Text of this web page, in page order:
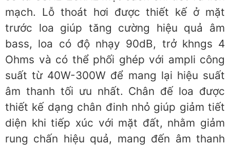
mạch. Lỗ thoát hơi được thiết kế ở mặt
trước loa giúp tăng cường hiệu quả âm
bass, loa có độ nhạy 90dB, trở khngs 4
Ohms và có thể phối ghép với ampli công
suất từ 40W-300W để mang lại hiệu suất
âm thanh tối ưu nhất. Chân đế loa được
thiết kế dạng chân đinh nhỏ giúp giảm tiết
diện khi tiếp xúc với mặt đất, nhằm giảm
rung chấn hiệu quả, mang đến âm thanh